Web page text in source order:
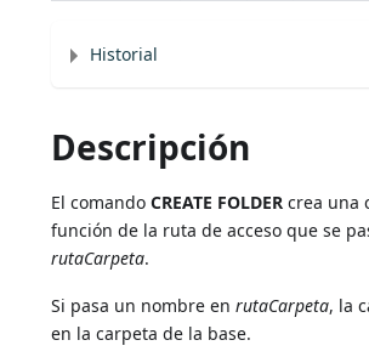
Historial
Descripción
El comandoCREATE FOLDER crea una
función de la ruta de acceso que se
rutaCarpeta.
Si pasa un nombre enrutaCarpeta, la
en la carpeta de la base.